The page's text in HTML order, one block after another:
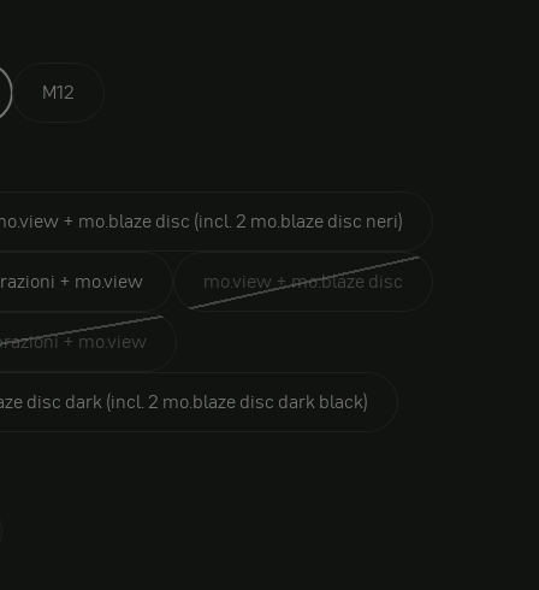
M12
+ mo.blaze disc (incl. 2 mo.blaze disc neri)
+ mo.view mo.view + mo.blaze disc
+ mo.view
disc dark (incl. 2 mo.blaze disc dark black)